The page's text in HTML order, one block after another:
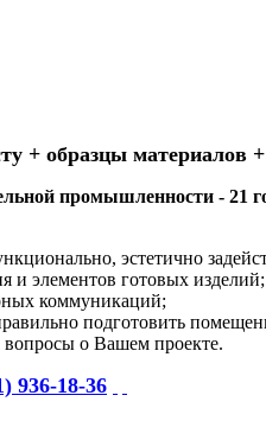
+ образцы материалов
промышленности - 21
эстетично
и элементов готовых изделий;
коммуникаций;
подготовить
вопросы о Вашем проекте.
936-18-36